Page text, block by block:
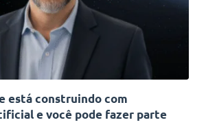
está construindo com
e você pode fazer parte